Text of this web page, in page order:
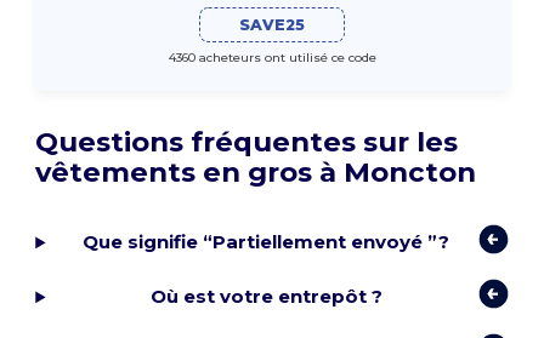
SAVE25
4360 acheteurs ont utilisé ce code
Questions fréquentes sur les
vêtements en gros à Moncton
Que signifie “Partiellement envoyé ”?
Où est votre entrepôt ?